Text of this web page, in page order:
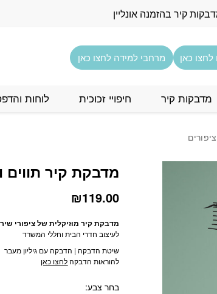
קיר בהזמנה אונליין
כאן מרחבי למידה לחצו כאן
מדבקות קיר חיפויי זכוכית לוחות
מדבקת קיר תווים
₪119.00
מדבקת קיר מוזיקלית של ציפורי
לעיצוב חדרי הבית וחללי המשרד
שיטת הדבקה | הדבקה עם גיליון מעבר
להוראות הדבקהלחצו כאן
בחר צבע